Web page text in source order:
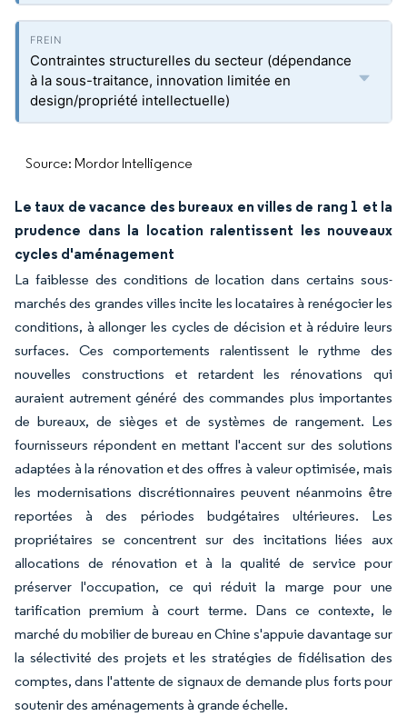
Contraintes structurelles du secteur (dépendance
à la sous-traitance, innovation limitée en
design/propriété intellectuelle)
Source: Mordor Intelligence
Le taux de vacance des bureaux en villes de rang 1 et la
prudence dans la location ralentissent les nouveaux
cycles d'aménagement
La faiblesse des conditions de location dans certains sous-
marchés des grandes villes incite les locataires à renégocier les
conditions, à allonger les cycles de décision et à réduire leurs
surfaces. Ces comportements ralentissent le rythme des
nouvelles constructions et retardent les rénovations qui
auraient autrement généré des commandes plus importantes
de bureaux, de sièges et de systèmes de rangement. Les
fournisseurs répondent en mettant l'accent sur des solutions
adaptées à la rénovation et des offres à valeur optimisée, mais
les modernisations discrétionnaires peuvent néanmoins être
reportées à des périodes budgétaires ultérieures. Les
propriétaires se concentrent sur des incitations liées aux
allocations de rénovation et à la qualité de service pour
préserver l'occupation, ce qui réduit la marge pour une
tarification premium à court terme. Dans ce contexte, le
marché du mobilier de bureau en Chine s'appuie davantage sur
la sélectivité des projets et les stratégies de fidélisation des
comptes, dans l'attente de signaux de demande plus forts pour
soutenir des aménagements à grande échelle.